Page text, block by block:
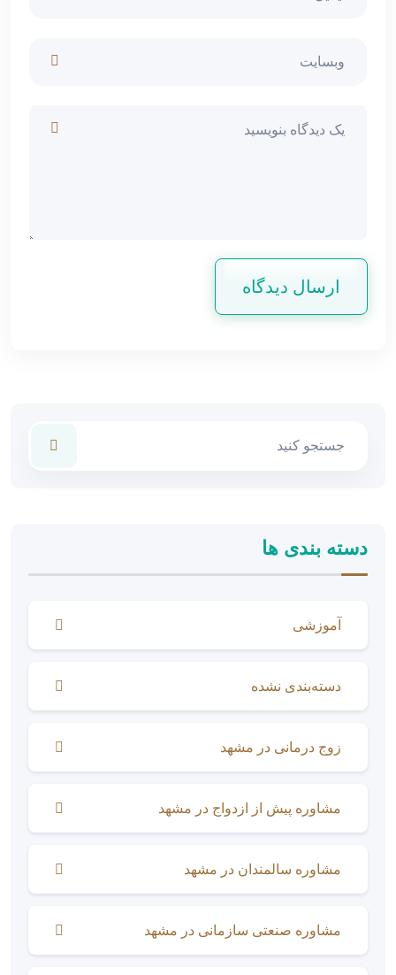
ارسال دیدگاه
دسته بندی ها
آموزشی
دسته‌بندی نشده
زوج درمانی در مشهد
مشاوره پیش از ازدواج در مشهد
مشاوره سالمندان در مشهد
مشاوره صنعتی سازمانی در مشهد